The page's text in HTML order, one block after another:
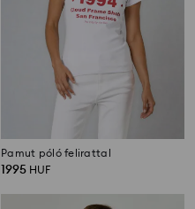
Pamut póló felirattal
1995 HUF